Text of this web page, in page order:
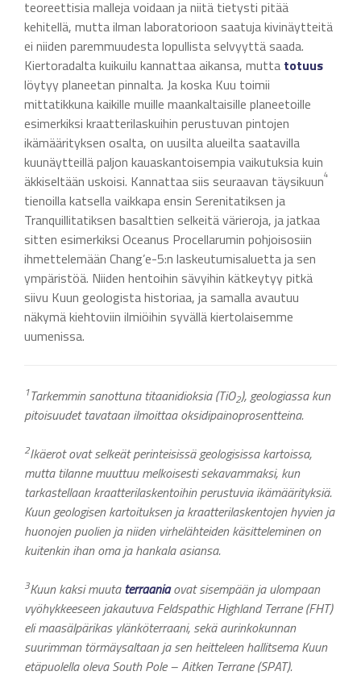
teoreettisia malleja voidaan ja niitä tietysti pitää
kehitellä, mutta ilman laboratorioon saatuja kivinäytteitä
ei niiden paremmuudesta lopullista selvyyttä saada.
Kiertoradalta kuikuilu kannattaa aikansa, mutta totuus
löytyy planeetan pinnalta. Ja koska Kuu toimii
mittatikkuna kaikille muille maankaltaisille planeetoille
esimerkiksi kraatterilaskuihin perustuvan pintojen
ikämäärityksen osalta, on uusilta alueilta saatavilla
kuunäytteillä paljon kauaskantoisempia vaikutuksia kuin
äkkiseltään uskoisi. Kannattaa siis seuraavan täysikuun4
tienoilla katsella vaikkapa ensin Serenitatiksen ja
Tranquillitatiksen basalttien selkeitä värieroja, ja jatkaa
sitten esimerkiksi Oceanus Procellarumin pohjoisosiin
ihmettelemään Chang’e-5:n laskeutumisaluetta ja sen
ympäristöä. Niiden hentoihin sävyihin kätkeytyy pitkä
siivu Kuun geologista historiaa, ja samalla avautuu
näkymä kiehtoviin ilmiöihin syvällä kiertolaisemme
uumenissa.
1Tarkemmin sanottuna titaanidioksia (TiO2), geologiassa kun
pitoisuudet tavataan ilmoittaa oksidipainoprosentteina.
2Ikäerot ovat selkeät perinteisissä geologisissa kartoissa,
mutta tilanne muuttuu melkoisesti sekavammaksi, kun
tarkastellaan kraatterilaskentoihin perustuvia ikämäärityksiä.
Kuun geologisen kartoituksen ja kraatterilaskentojen hyvien ja
huonojen puolien ja niiden virhelähteiden käsitteleminen on
kuitenkin ihan oma ja hankala asiansa.
3Kuun kaksi muutaterraaniaovat sisempään ja ulompaan
vyöhykkeeseen jakautuva Feldspathic Highland Terrane (FHT)
eli maasälpärikas ylänköterraani, sekä aurinkokunnan
suurimman törmäysaltaan ja sen heitteleen hallitsema Kuun
etäpuolella oleva South Pole – Aitken Terrane (SPAT).